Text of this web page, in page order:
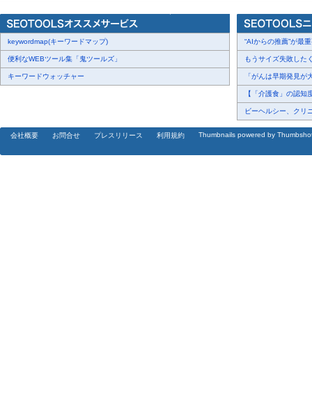
keywordmap(キーワードマップ)
便利なWEBツール集「鬼ツールズ」
キーワードウォッチャー
“AIからの推薦”が最
もうサイズ失敗した
「がんは早期発見が
【「介護食」の認知
ビーヘルシー、クリ
会社概要 お問合せ プレスリリース 利用規約 Thumbnails powered by